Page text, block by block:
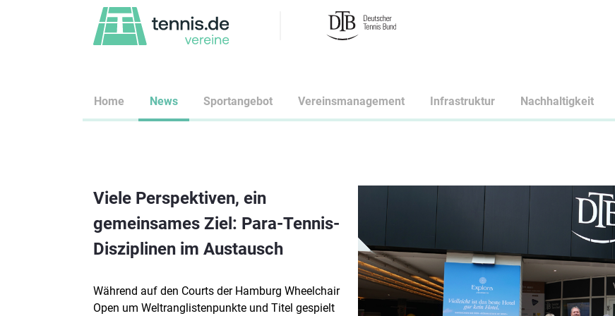
Home News Sportangebot Vereinsmanagement Infrastruktur Nachhaltigkeit
Viele Perspektiven, ein
gemeinsames Ziel: Para-Tennis-
Disziplinen im Austausch
Während auf den Courts der Hamburg Wheelchair
Open um Weltranglistenpunkte und Titel gespielt